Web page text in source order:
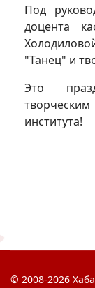
Под
доцента
"Танец" и
Это
института!
© 2008-2026